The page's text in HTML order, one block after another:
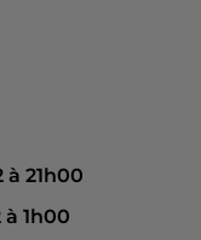
à 21h00
1h00